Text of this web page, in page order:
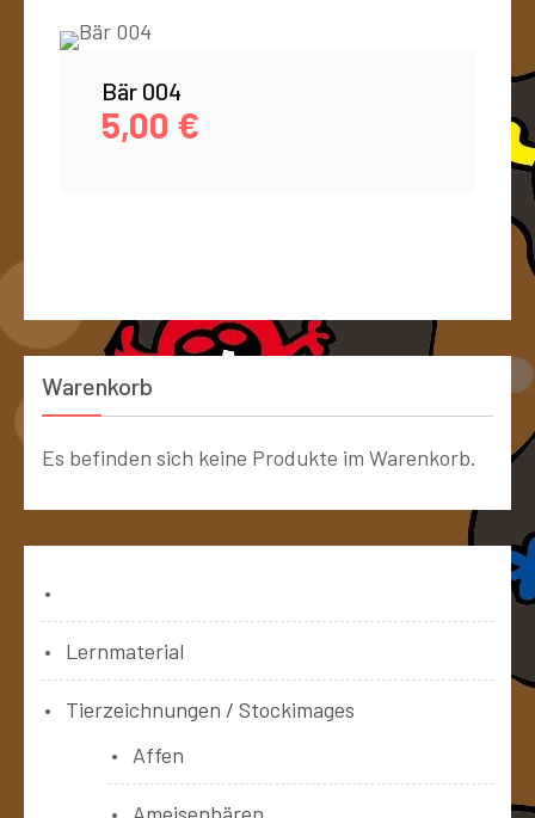
Bär 004
5,00 €
Warenkorb
Es befinden sich keine Produkte im Warenkorb.
Lernmaterial
Tierzeichnungen / Stockimages
Affen